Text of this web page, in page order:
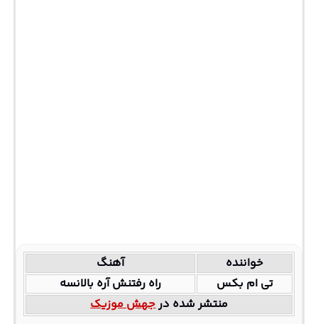
خواننده
آهنگ
تی ام بکس
راه رفتنش آره بالانسه
منتشر شده درجهش موزیک